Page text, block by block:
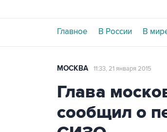
Главное В России В
МОСКВА 11:33, 21 января 2015
Глава
сообщил о